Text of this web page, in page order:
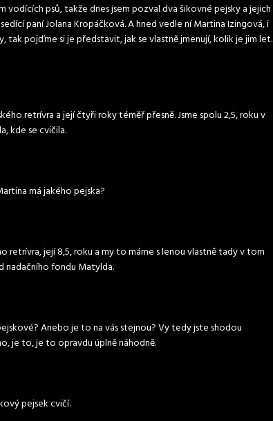
vodících psů, takže dnes jsem pozval dva šikovné pejsky a jejich
paní Jolana Kropáčková. A hned vedle ní Martina Izingová, i
tak pojďme si je představit, jak se vlastně jmenují, kolik je jim let.
retrívra a její čtyři roky téměř přesně. Jsme spolu 2,5, roku v
kde se cvičila.
má jakého pejska?
retrívra, její 8,5, roku a my to máme s lenou vlastně tady v tom
nadačního fondu Matylda.
Anebo je to na vás stejnou? Vy tedy jste shodou
je to, je to opravdu úplně náhodně.
pejsek cvičí.